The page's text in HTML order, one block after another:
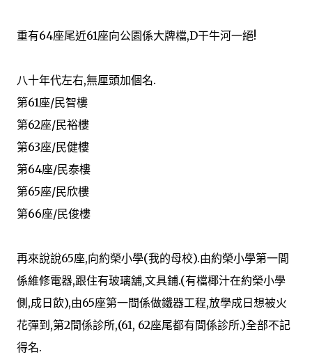
重有64座尾近61座向公園係大牌檔,D干牛河一絕!
八十年代左右,無厘頭加個名.
第61座/民智樓
第62座/民裕樓
第63座/民健樓
第64座/民泰樓
第65座/民欣樓
第66座/民俊樓
再來說說65座,向約榮小學(我的母校).由約榮小學第一間
係維修電器,跟住有玻璃舖,文具鋪.(有檔椰汁在約榮小學
側,成日飲),由65座第一間係做鐵器工程,放學成日想被火
花彈到,第2間係診所,(61, 62座尾都有間係診所.)全部不記
得名.